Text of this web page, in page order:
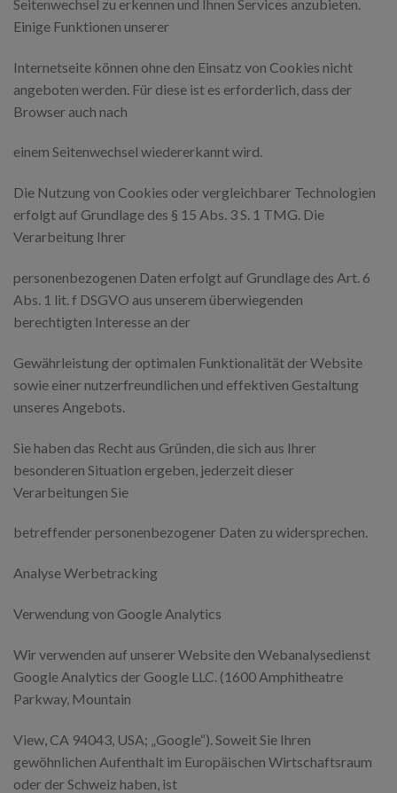
Seitenwechsel zu erkennen und Ihnen Services anzubieten.
Einige Funktionen unserer
Internetseite können ohne den Einsatz von Cookies nicht
angeboten werden. Für diese ist es erforderlich, dass der
Browser auch nach
einem Seitenwechsel wiedererkannt wird.
Die Nutzung von Cookies oder vergleichbarer Technologien
erfolgt auf Grundlage des § 15 Abs. 3 S. 1 TMG. Die
Verarbeitung Ihrer
personenbezogenen Daten erfolgt auf Grundlage des Art. 6
Abs. 1 lit. f DSGVO aus unserem überwiegenden
berechtigten Interesse an der
Gewährleistung der optimalen Funktionalität der Website
sowie einer nutzerfreundlichen und effektiven Gestaltung
unseres Angebots.
Sie haben das Recht aus Gründen, die sich aus Ihrer
besonderen Situation ergeben, jederzeit dieser
Verarbeitungen Sie
betreffender personenbezogener Daten zu widersprechen.
Analyse Werbetracking
Verwendung von Google Analytics
Wir verwenden auf unserer Website den Webanalysedienst
Google Analytics der Google LLC. (1600 Amphitheatre
Parkway, Mountain
View, CA 94043, USA; „Google“). Soweit Sie Ihren
gewöhnlichen Aufenthalt im Europäischen Wirtschaftsraum
oder der Schweiz haben, ist